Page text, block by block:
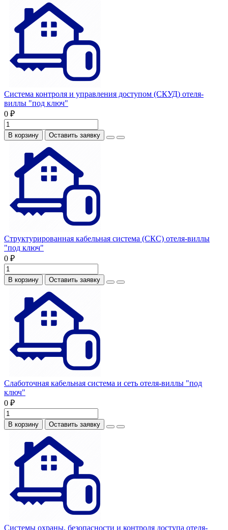
Система контроля и управления доступом (СКУД) отеля-
виллы "под ключ"
0 ₽
В корзину Оставить заявку
Структурированная кабельная система (СКС) отеля-виллы
"под ключ"
0 ₽
В корзину Оставить заявку
Слаботочная кабельная система и сеть отеля-виллы "под
ключ"
0 ₽
В корзину Оставить заявку
Системы охраны, безопасности и контроля доступа отеля-